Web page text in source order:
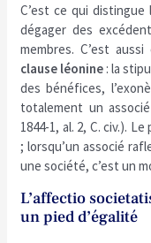
C’est ce qui distingue
dégager des
membres. C’est
clause léonine : la
des bénéfices,
totalement un
1844-1, al. 2, C. civ.).
; lorsqu’un associé
une société, c’est un
L’affectio
un pied d’égalité